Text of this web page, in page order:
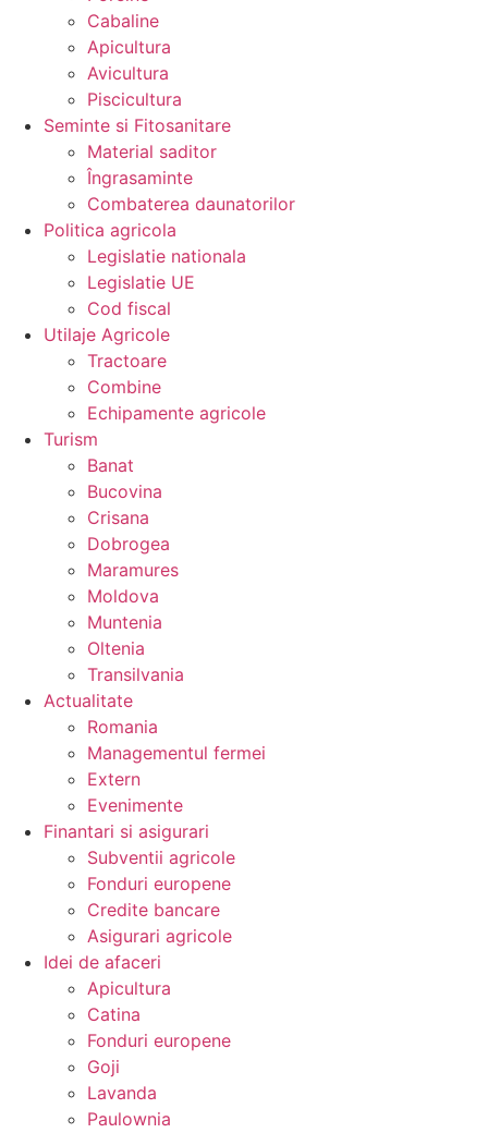
Cabaline
Apicultura
Avicultura
Piscicultura
Seminte si Fitosanitare
Material saditor
Îngrasaminte
Combaterea daunatorilor
Politica agricola
Legislatie nationala
Legislatie UE
Cod fiscal
Utilaje Agricole
Tractoare
Combine
Echipamente agricole
Turism
Banat
Bucovina
Crisana
Dobrogea
Maramures
Moldova
Muntenia
Oltenia
Transilvania
Actualitate
Romania
Managementul fermei
Extern
Evenimente
Finantari si asigurari
Subventii agricole
Fonduri europene
Credite bancare
Asigurari agricole
Idei de afaceri
Apicultura
Catina
Fonduri europene
Goji
Lavanda
Paulownia